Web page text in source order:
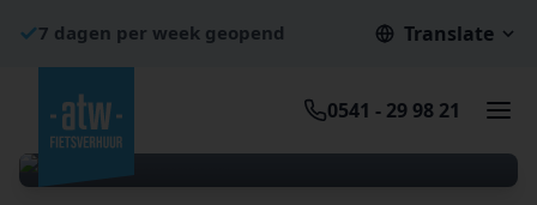
7 dagen per week geopend
Bezorgen in Nederland en Duitsland
Gemiddelde beoordeling: 9.5/10
Translate
0541 - 29 98 21